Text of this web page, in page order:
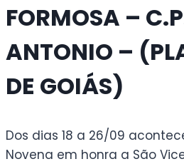
FORMOSA –
ANTONIO –
DE GOIÁS)
Dos dias 18 a 26/09
Novena em honra a São